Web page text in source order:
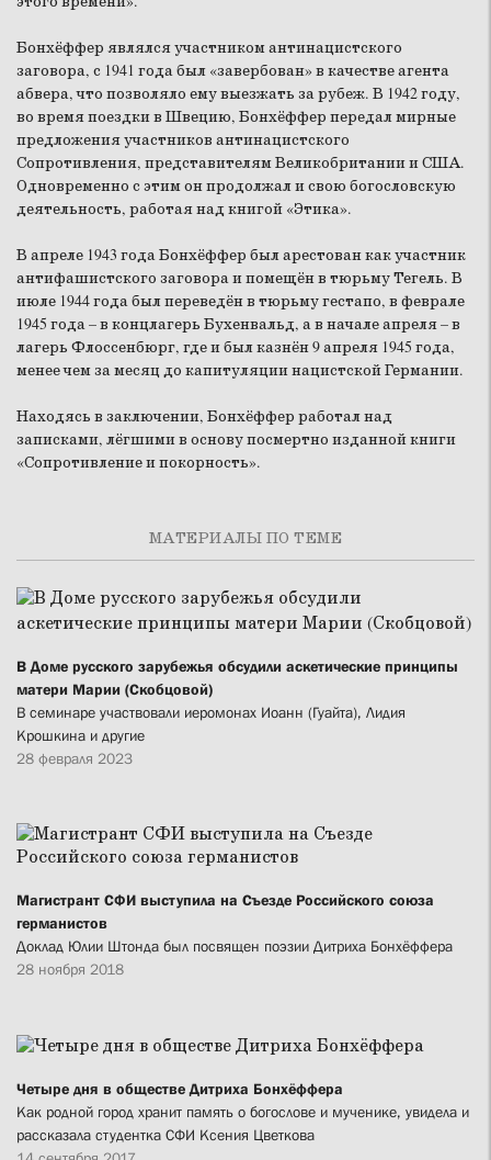
Бонхёффер являлся участником антинацистского
заговора, с 1941 года был «завербован» в качестве агента
абвера, что позволяло ему выезжать за рубеж. В 1942 году,
во время поездки в Швецию, Бонхёффер передал мирные
предложения участников антинацистского
Сопротивления, представителям Великобритании и США.
Одновременно с этим он продолжал и свою богословскую
деятельность, работая над книгой «Этика».
В апреле 1943 года Бонхёффер был арестован как участник
антифашистского заговора и помещён в тюрьму Тегель. В
июле 1944 года был переведён в тюрьму гестапо, в феврале
1945 года – в концлагерь Бухенвальд, а в начале апреля – в
лагерь Флоссенбюрг, где и был казнён 9 апреля 1945 года,
менее чем за месяц до капитуляции нацистской Германии.
Находясь в заключении, Бонхёффер работал над
записками, лёгшими в основу посмертно изданной книги
«Сопротивление и покорность».
МАТЕРИАЛЫ ПО ТЕМЕ
В Доме русского зарубежья обсудили аскетические принципы
матери Марии (Скобцовой)
В семинаре участвовали иеромонах Иоанн (Гуайта), Лидия
Крошкина и другие
28 февраля 2023
Магистрант СФИ выступила на Съезде Российского союза
германистов
Доклад Юлии Штонда был посвящен поэзии Дитриха Бонхёффера
28 ноября 2018
Четыре дня в обществе Дитриха Бонхёффера
Как родной город хранит память о богослове и мученике, увидела и
рассказала студентка СФИ Ксения Цветкова